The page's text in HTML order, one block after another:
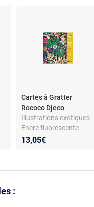
Cartes à Gratter
Rococo Djeco-
Illustrations exotiques -
Encre fluorescente -
Activité artistique pour
13,05€
: